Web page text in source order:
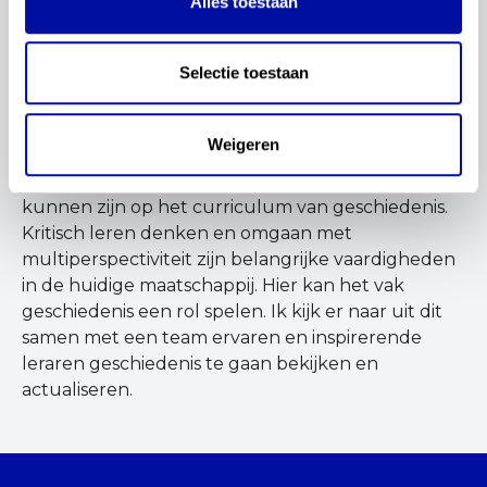
Selectie toestaan
Weigeren
aansluiten op de huidige maatschappelijke
ontwikkelingen. Zo wordt diversiteit in de
samenleving meer en meer zichtbaar. Ook wat
desinformatie en digitale geletterdheid zijn er
maatschappelijke ontwikkelingen die van invloed
kunnen zijn op het curriculum van geschiedenis.
Kritisch leren denken en omgaan met
multiperspectiviteit zijn belangrijke vaardigheden
in de huidige maatschappij. Hier kan het vak
geschiedenis een rol spelen. Ik kijk er naar uit dit
samen met een team ervaren en inspirerende
leraren geschiedenis te gaan bekijken en
actualiseren.